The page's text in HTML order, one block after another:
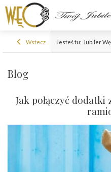
Wstecz Jesteś tu: Jubiler
Blog
Jak połączyć